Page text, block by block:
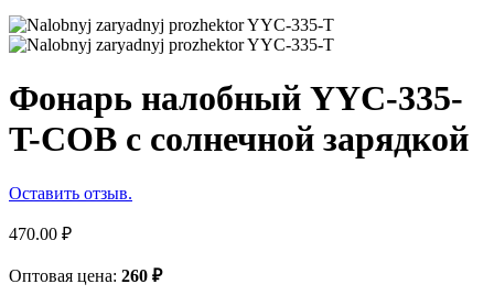
Фонарь налобный YYC-335-
T-COB с солнечной зарядкой
Оставить отзыв.
470.00 ₽
Оптовая цена: 260 ₽